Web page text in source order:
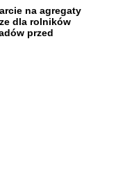
na agregaty
dla rolników
przed